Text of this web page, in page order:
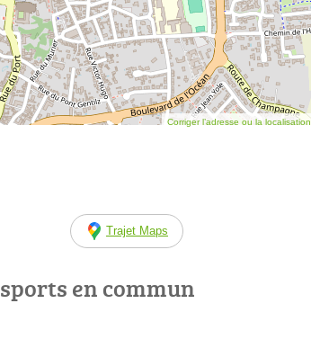
Corriger l’adresse ou la localisation
Trajet Maps
en commun